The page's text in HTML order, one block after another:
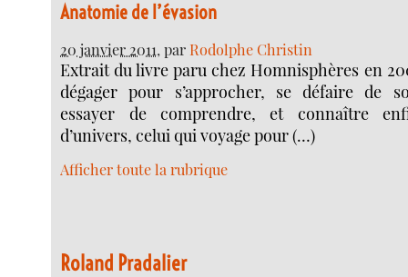
Anatomie de l’évasion
20 janvier 2011, par Rodolphe Christin
Extrait du livre paru chez Homnisphères en
dégager pour s’approcher, se défaire de
essayer de comprendre, et connaître
d’univers, celui qui voyage pour (…)
Afficher toute la rubrique
Roland Pradalier